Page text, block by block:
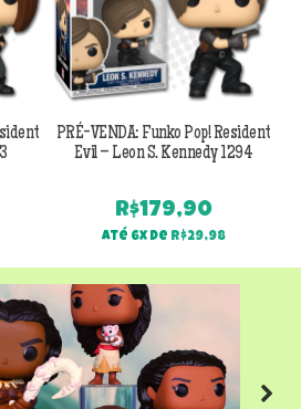
PRÉ-VENDA: Funko Pop! Resident
Evil – Leon S. Kennedy 1294
R$179,90
Até 6x de R$29,98